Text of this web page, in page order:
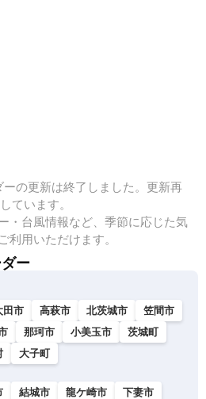
の更新は終了しました。更新再
ています。
・台風情報など、季節に応じた気
利用いただけます。
ー
田市 高萩市 北茨城市
笠間市
那珂市 小美玉市
茨城町
大子町
結城市 龍ケ崎市
下妻市